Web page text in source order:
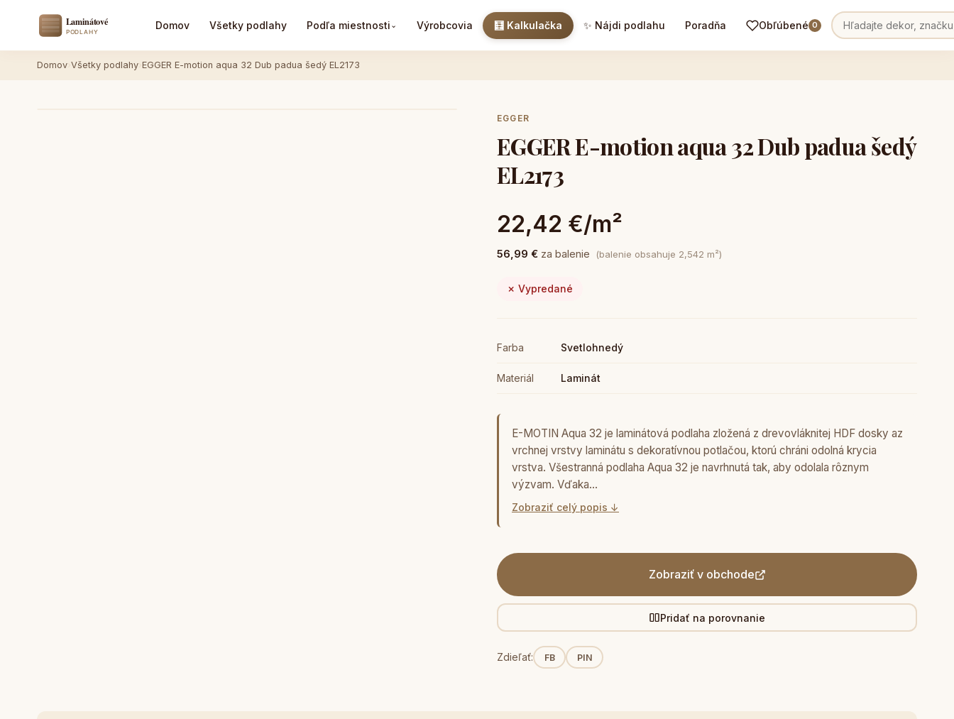
Domov Všetky podlahy Podľa miestnosti ⌄ Výrobcovia 🧮 Kalkulačka ✨ Nájdi podlahu Poradňa Obľúbené 0
Domov Všetky podlahy EGGER E-motion aqua 32 Dub padua šedý EL2173
EGGER
EGGER E-motion aqua 32 Dub padua šedý
EL2173
22,42 €/m²
56,99 € za balenie (balenie obsahuje 2,542 m²)
✗ Vypredané
Farba Svetlohnedý
Materiál Laminát
E-MOTIN Aqua 32 je laminátová podlaha zložená z drevovláknitej HDF dosky az
vrchnej vrstvy laminátu s dekoratívnou potlačou, ktorú chráni odolná krycia
vrstva. Všestranná podlaha Aqua 32 je navrhnutá tak, aby odolala rôznym
výzvam. Vďaka…
Zobraziť celý popis ↓
Zobraziť v obchode
Pridať na porovnanie
Zdieľať: FB PIN